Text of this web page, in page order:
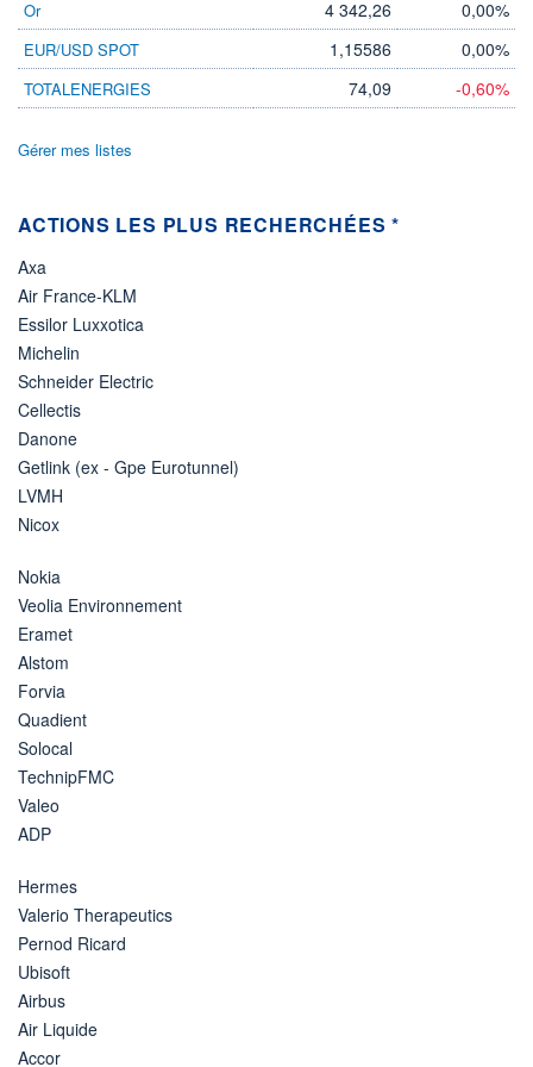
Non éligible
Boursobank
Or 4 342,26 0,00%
EUR/USD SPOT 1,15586 0,00%
TOTALENERGIES 74,09 -0,60%
Gérer mes listes
ACTIONS LES PLUS RECHERCHÉES *
Axa
Air France-KLM
Essilor Luxxotica
Michelin
Schneider Electric
Cellectis
Danone
Getlink (ex - Gpe Eurotunnel)
LVMH
Nicox
Nokia
Veolia Environnement
Eramet
Alstom
Forvia
Quadient
Solocal
TechnipFMC
Valeo
ADP
Hermes
Valerio Therapeutics
Pernod Ricard
Ubisoft
Airbus
Air Liquide
Accor